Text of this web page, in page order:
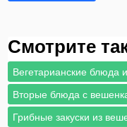
Смотрите
Вегетарианские блюда
Вторые блюда с
Грибные закуски из